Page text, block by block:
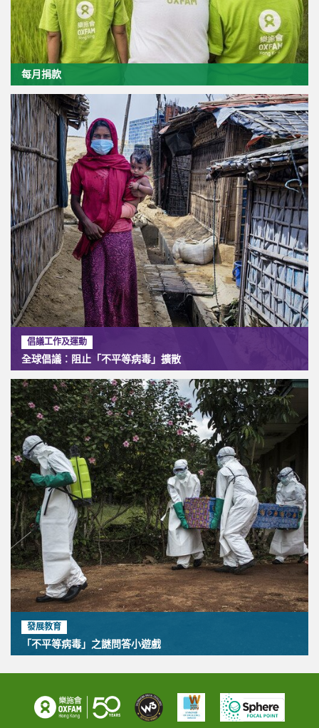
每月捐款
倡議工作及運動
全球倡議︰阻止「不平等病毒」擴散
發展教育
「不平等病毒」之謎問答小遊戲